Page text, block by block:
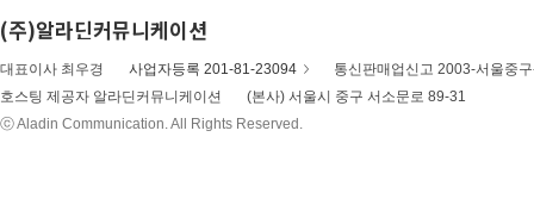
(주)알라딘커뮤니케이션
대표이사 최우경 사업자등록 201-81-23094
통신판매업신고 2003-서울중
호스팅 제공자 알라딘커뮤니케이션
(본사) 서울시 중구 서소문로 89-31
ⓒ Aladin Communication. All Rights Reserved.